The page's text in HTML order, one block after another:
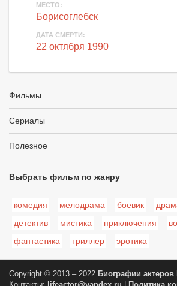
МЕСТО:
Борисоглебск
ДАТА СМЕРТИ:
22 октября 1990
Фильмы
Сериалы
Полезное
Выбрать фильм по жанру
комедия мелодрама боевик
детектив
мистика приключения
фантастика
триллер эротика
Copyright © 2013 – 2022 Биографии актеров